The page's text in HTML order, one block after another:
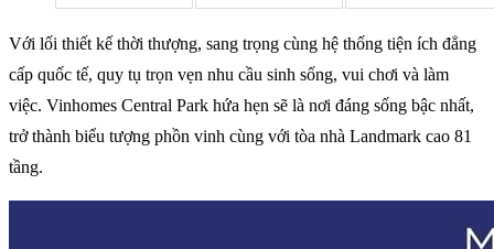
Với lối thiết kế thời thượng, sang trọng cùng hệ thống tiện ích đẳng
cấp quốc tế, quy tụ trọn vẹn nhu cầu sinh sống, vui chơi và làm
việc. Vinhomes Central Park hứa hẹn sẽ là nơi đáng sống bậc nhất,
trở thành biểu tượng phồn vinh cùng với tòa nhà Landmark cao 81
tầng.